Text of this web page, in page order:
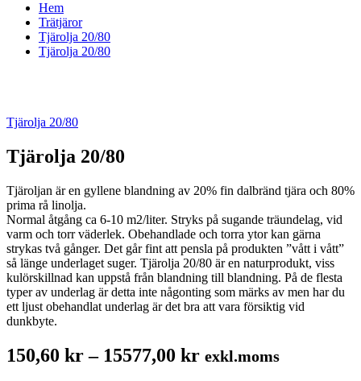
Hem
Trätjäror
Tjärolja 20/80
Tjärolja 20/80
Tjärolja 20/80
Tjärolja 20/80
Tjäroljan är en gyllene blandning av 20% fin dalbränd tjära och 80%
prima rå linolja.
Normal åtgång ca 6-10 m2/liter. Stryks på sugande träundelag, vid
varm och torr väderlek. Obehandlade och torra ytor kan gärna
strykas två gånger. Det går fint att pensla på produkten ”vått i vått”
så länge underlaget suger. Tjärolja 20/80 är en naturprodukt, viss
kulörskillnad kan uppstå från blandning till blandning. På de flesta
typer av underlag är detta inte någonting som märks av men har du
ett ljust obehandlat underlag är det bra att vara försiktig vid
dunkbyte.
150,60 kr – 15577,00 krPrisintervall:
exkl.moms